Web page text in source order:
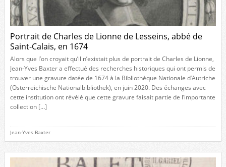
Portrait de Charles de Lionne de Lesseins, abbé de
Saint-Calais, en 1674
Alors que l’on croyait qu’il n’existait plus de portrait de Charles de Lionne,
Jean-Yves Baxter a effectué des recherches historiques qui ont permis de
trouver une gravure datée de 1674 à la Bibliothèque Nationale d’Autriche
(Osterreichische Nationalbibliothek), en juin 2020. Des échanges avec
cette institution ont révélé que cette gravure faisait partie de l’importante
collection […]
Jean-Yves Baxter